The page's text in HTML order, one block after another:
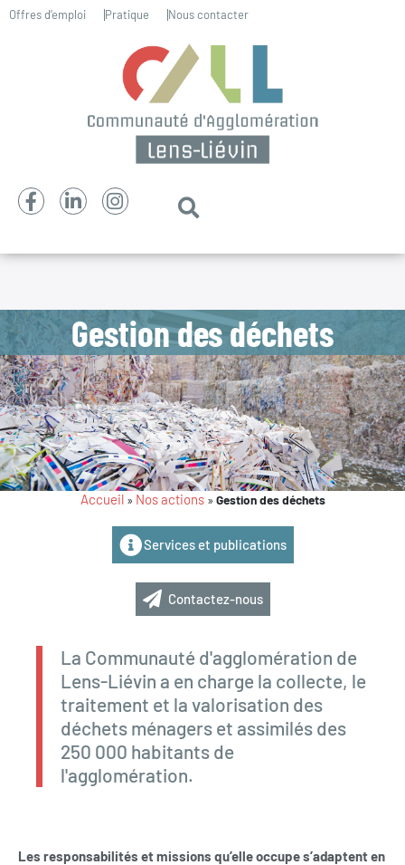
Offres d’emploi Pratique Nous contacter
Gestion des déchets
Accueil» Nos actions» Gestion des déchets
Services et publications
Contactez-nous
La Communauté d'agglomération de
Lens-Liévin a en charge la collecte, le
traitement et la valorisation des
déchets ménagers et assimilés des
250 000 habitants de
l'agglomération.
Les responsabilités et missions qu’elle occupe s’adaptent en